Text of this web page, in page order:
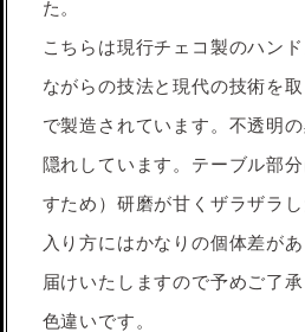
た。
こちらは現行チェコ製のハン
ながらの技法と現代の技術を
で製造されています。不透明
隠れしています。テーブル部
すため）研磨が甘くザラザラ
入り方にはかなりの個体差が
届けいたしますので予めご了
色違いです。